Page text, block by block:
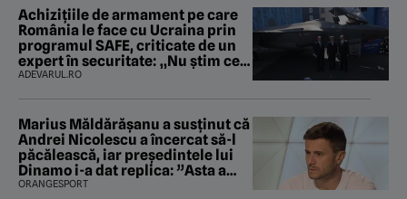
Achizițiile de armament pe care
România le face cu Ucraina prin
programul SAFE, criticate de un
expert în securitate: „Nu știm ce
arme ne trebuie”
ADEVARUL.RO
Marius Măldărăşanu a susţinut că
Andrei Nicolescu a încercat să-l
păcălească, iar preşedintele lui
Dinamo i-a dat replica: ”Asta a
fost istoria”
ORANGESPORT